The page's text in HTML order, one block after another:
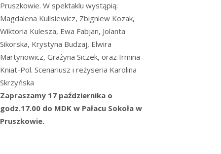
Pruszkowie. W spektaklu wystąpią:
Magdalena Kulisiewicz, Zbigniew Kozak,
Wiktoria Kulesza, Ewa Fabjan, Jolanta
Sikorska, Krystyna Budzaj, Elwira
Martynowicz, Grażyna Siczek, oraz Irmina
Kniat-Pol. Scenariusz i reżyseria Karolina
Skrzyńska
Zapraszamy 17 października o
godz.17.00 do MDK w Pałacu Sokoła w
Pruszkowie.